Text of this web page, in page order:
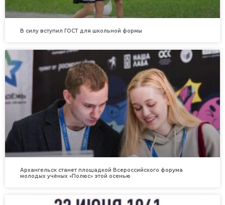
В силу вступил ГОСТ для школьной формы
Архангельск станет площадкой Всероссийского форума
молодых учёных «Полюс» этой осенью